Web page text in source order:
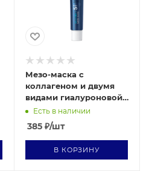
Мезо-маска с
коллагеном и двумя
видами гиалуроновой
кислоты MEZO MASK 10
Есть в наличии
385 ₽/шт
В КОРЗИНУ